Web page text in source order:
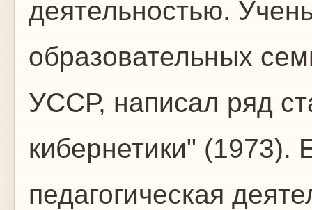
деятельностью.
образовательных
УССР, написал ряд
кибернетики" (1973).
педагогическая